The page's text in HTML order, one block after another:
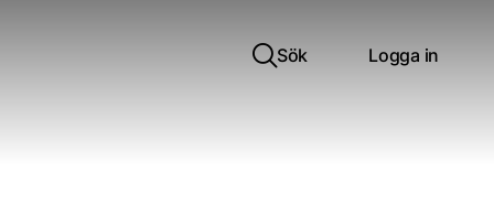
Sök Logga in